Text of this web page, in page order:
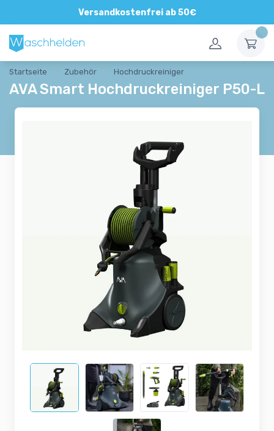
Versandkostenfrei ab 50€
Startseite Zubehör Hochdruckreiniger
AVA Smart Hochdruckreiniger P50-L